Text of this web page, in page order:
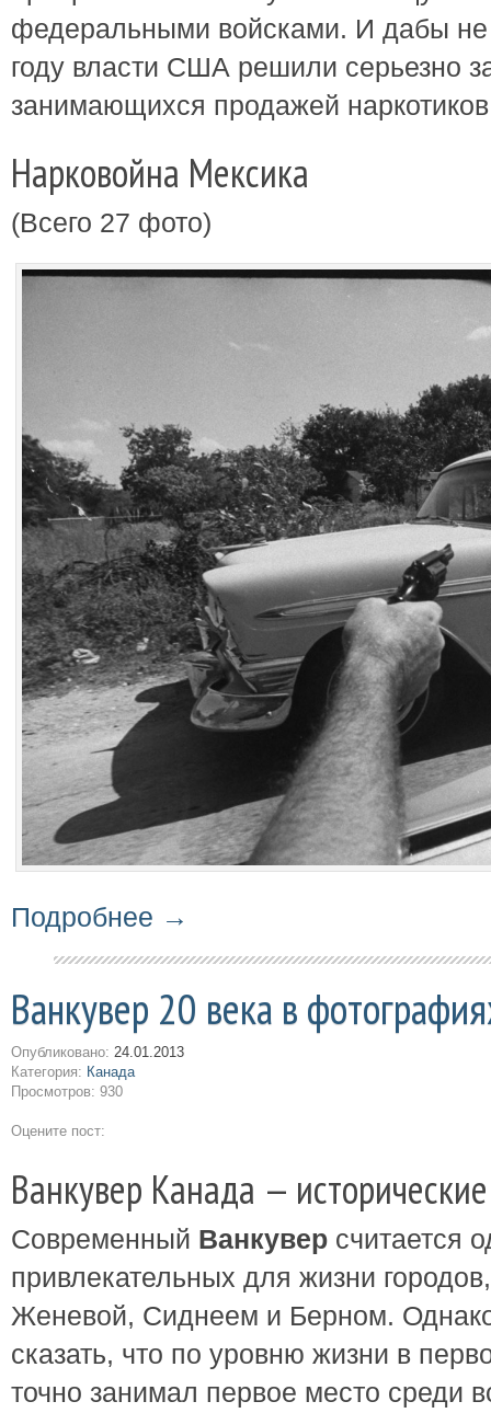
федеральными войсками. И дабы не
году власти США решили серьезно
занимающихся продажей
Нарковойна Мексика
(Всего 27 фото)
Подробнее →
Ванкувер 20 века в
Опубликовано: 24.01.2013
Категория: Канада
Просмотров: 930
Оцените пост:
Ванкувер Канада —
Современный Ванкувер считается
привлекательных для жизни
Женевой, Сиднеем и Берном.
сказать, что по уровню жизни в
точно занимал первое место среди